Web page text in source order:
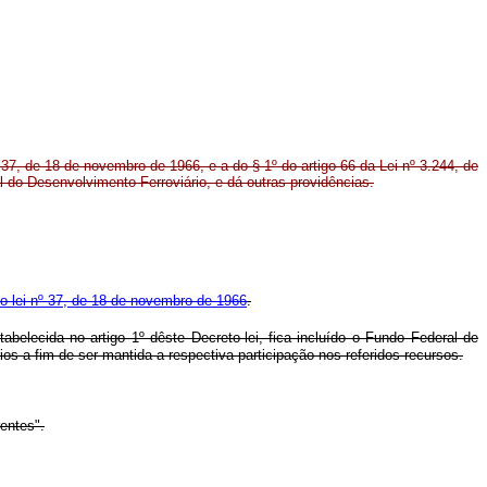
de 18 de novembro de 1966, e a do § 1º do artigo 66 da Lei nº 3.244, de
Desenvolvimento Ferroviário, e dá outras providências.
lei nº 37, de 18 de novembro de 1966.
no artigo 1º dêste Decreto-lei, fica incluído o Fundo Federal de
a fim de ser mantida a respectiva participação nos referidos recursos.